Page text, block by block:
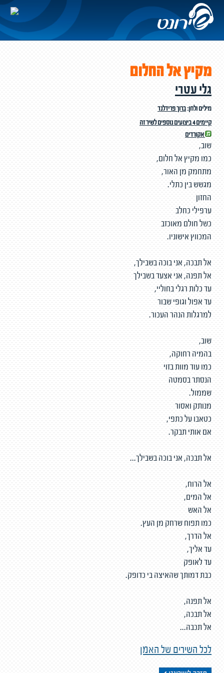
מקיץ אל החלום
גלי עטרי
מילים ולחן:ברוך פרידלנד
קיימים 4 ביצועים נוספים לשיר זה
אקורדים
שוב,
כמו מקיץ אל חלום,
מתחמק מן האור,
מגשש בין כתלי.
החזון
ערפילי כחלב
כשל חולם מאוכזב
המכווץ אישוניו.
אל תבכה, אני בוכה בשבילך,
אל תפנה, אני אצעד בשבילך
עד כלות רגלי בחוליי,
עד אפול וגופי שבור
למרגלות הנהר העכור.
שוב,
בהמיה רחוקה,
כמו עוד מוות בזוי
הנסתר בסמטה
שממול.
מנותק ואסור
כטאבו על כתפי,
אם אותי תבקר.
אל תבכה, אני בוכה בשבילך...
אל הרוח,
אל המים,
אל האש
כמו תפוח שרחק מן העץ.
אל הדרך,
עד אליך,
עד לאופק
כבת דמותך שהאיצה בי כדופק.
אל תפנה,
אל תבכה,
אל תכבה...
לכל השירים של האמן